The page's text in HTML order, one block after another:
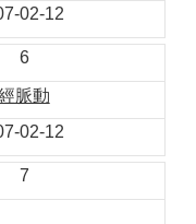
02-12
6
脈動
02-12
7